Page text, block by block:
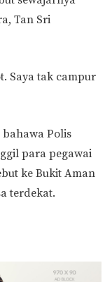
Tan Sri
Saya tak campur
Polis
para pegawai
ke Bukit Aman
terdekat.